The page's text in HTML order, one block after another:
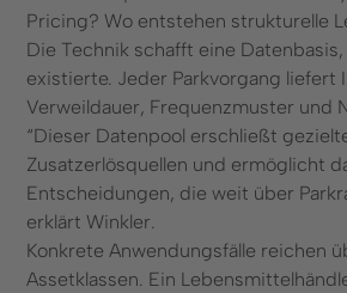
Pricing? Wo entstehen strukturelle
Die Technik schafft eine
existierte. Jeder Parkvorgang liefert
Verweildauer, Frequenzmuster und
“Dieser Datenpool erschließt
Zusatzerlösquellen und ermöglicht
Entscheidungen, die weit über
erklärt Winkler.
Konkrete Anwendungsfälle reichen
Assetklassen. Ein